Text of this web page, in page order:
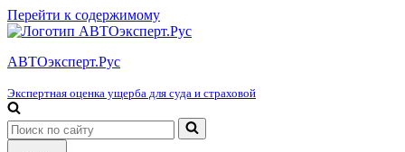
Перейти к содержимому
АВТОэксперт.Рус
Экспертная оценка ущерба для суда и страховой
Искать...